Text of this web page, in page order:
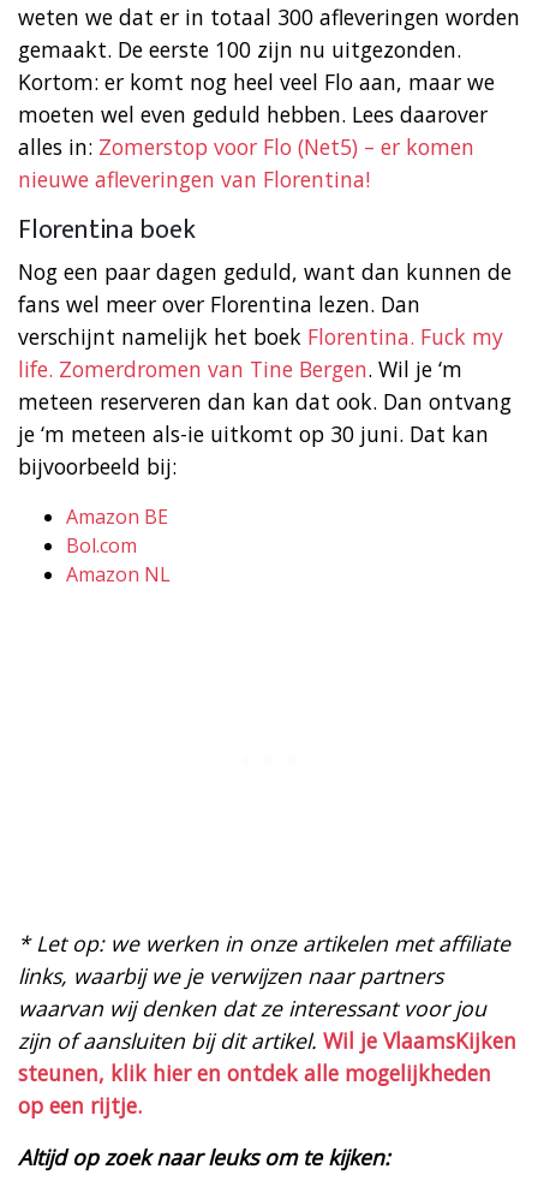
weten we dat er in totaal 300 afleveringen worden
gemaakt. De eerste 100 zijn nu uitgezonden.
Kortom: er komt nog heel veel Flo aan, maar we
moeten wel even geduld hebben. Lees daarover
alles in: Zomerstop voor Flo (Net5) – er komen
nieuwe afleveringen van Florentina!
Florentina boek
Nog een paar dagen geduld, want dan kunnen de
fans wel meer over Florentina lezen. Dan
verschijnt namelijk het boek Florentina. Fuck my
life. Zomerdromen van Tine Bergen. Wil je ‘m
meteen reserveren dan kan dat ook. Dan ontvang
je ‘m meteen als-ie uitkomt op 30 juni. Dat kan
bijvoorbeeld bij:
Amazon BE
Bol.com
Amazon NL
* Let op: we werken in onze artikelen met affiliate
links, waarbij we je verwijzen naar partners
waarvan wij denken dat ze interessant voor jou
zijn of aansluiten bij dit artikel. Wil je VlaamsKijken
steunen, klik hier en ontdek alle mogelijkheden
op een rijtje.
Altijd op zoek naar leuks om te kijken: